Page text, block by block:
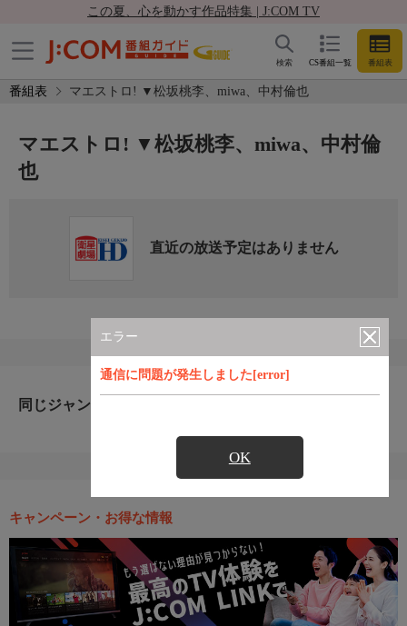
この夏、心を動かす作品特集 | J:COM TV
CS番組一覧 番組表
検索
番組表 マエストロ! ▼松坂桃李、miwa、中村倫也
エラー
通信に問題が発生しました[error]
OK
マエストロ! ▼松坂桃李、miwa、中村倫
也
直近の放送予定はありません
同じジャンルのおすすめ番組
キャンペーン・お得な情報